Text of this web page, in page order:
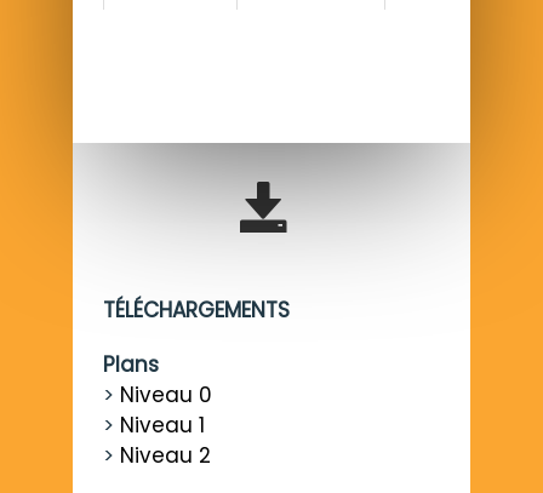
TÉLÉCHARGEMENTS
Plans
> Niveau 0
> Niveau 1
> Niveau 2